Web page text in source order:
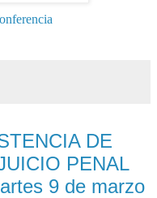
DE
PENAL
9 de marzo